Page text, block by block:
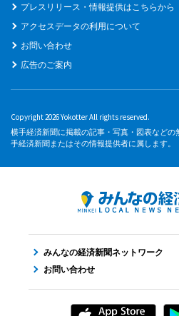
プレスリリース・情報提供はこちらから
アクセスデータの利用について
お問い合わせ
広告のご案内
Copyright 2026 Yokotter All rights reserved.
横手経済新聞に掲載の記事・写真・図表など
手経済新聞またはその情報提供者に属します。
みんなの経済新聞ネットワーク
お問い合わせ